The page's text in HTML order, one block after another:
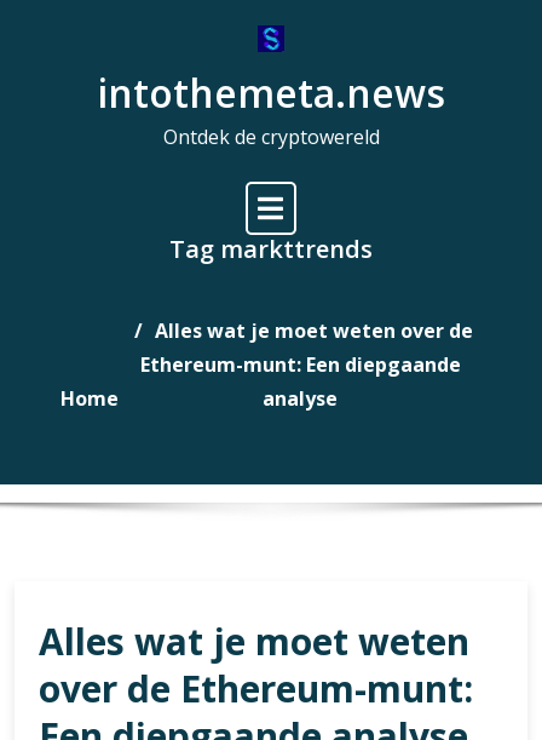
intothemeta.news
Ontdek de cryptowereld
Tag markttrends
Home
Alles wat je moet weten over de
Ethereum-munt: Een diepgaande
analyse
Alles wat je moet weten
over de Ethereum-munt: